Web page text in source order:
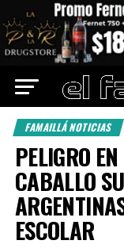
FAMAILLÁ NOTICIAS
PELIGRO
CABALLO
ESCOLAR